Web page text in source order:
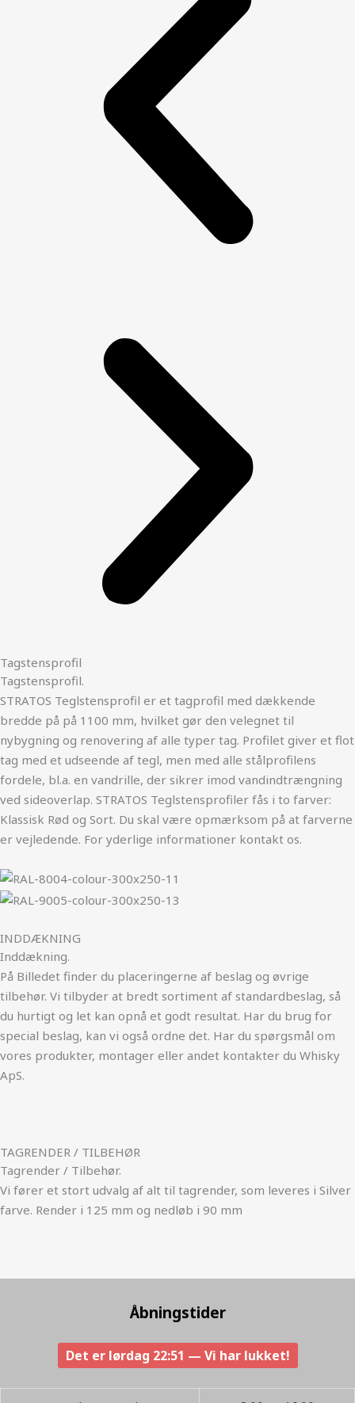
Tagstensprofil
Tagstensprofil.
STRATOS Teglstensprofil er et tagprofil med dækkende
bredde på på 1100 mm, hvilket gør den velegnet til
nybygning og renovering af alle typer tag. Profilet giver et flot
tag med et udseende af tegl, men med alle stålprofilens
fordele, bl.a. en vandrille, der sikrer imod vandindtrængning
ved sideoverlap. STRATOS Teglstensprofiler fås i to farver:
Klassisk Rød og Sort. Du skal være opmærksom på at farverne
er vejledende. For yderlige informationer kontakt os.
INDDÆKNING
Inddækning.
På Billedet finder du placeringerne af beslag og øvrige
tilbehør. Vi tilbyder at bredt sortiment af standardbeslag, så
du hurtigt og let kan opnå et godt resultat. Har du brug for
special beslag, kan vi også ordne det. Har du spørgsmål om
vores produkter, montager eller andet kontakter du Whisky
ApS.
TAGRENDER / TILBEHØR
Tagrender / Tilbehør.
Vi fører et stort udvalg af alt til tagrender, som leveres i Silver
farve. Render i 125 mm og nedløb i 90 mm
Åbningstider
Det erlørdag 22:51 — Vi har lukket!